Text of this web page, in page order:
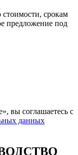
стоимости, срокам
предложение под
вы соглашаетесь с
данных